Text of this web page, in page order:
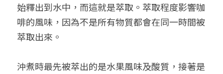
始釋出到水中，而這就是萃取。萃取程度影響咖
啡的風味，因為不是所有物質都會在同一時間被
萃取出來。
沖煮時最先被萃出的是水果風味及酸質，接著是